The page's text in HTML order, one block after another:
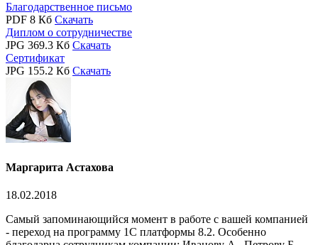
Благодарственное письмо
PDF 8 Кб Скачать
Диплом о сотрудничестве
JPG 369.3 Кб Скачать
Сертификат
JPG 155.2 Кб Скачать
Маргарита Астахова
18.02.2018
Самый запоминающийся момент в работе с вашей компанией
- переход на программу 1С платформы 8.2. Особенно